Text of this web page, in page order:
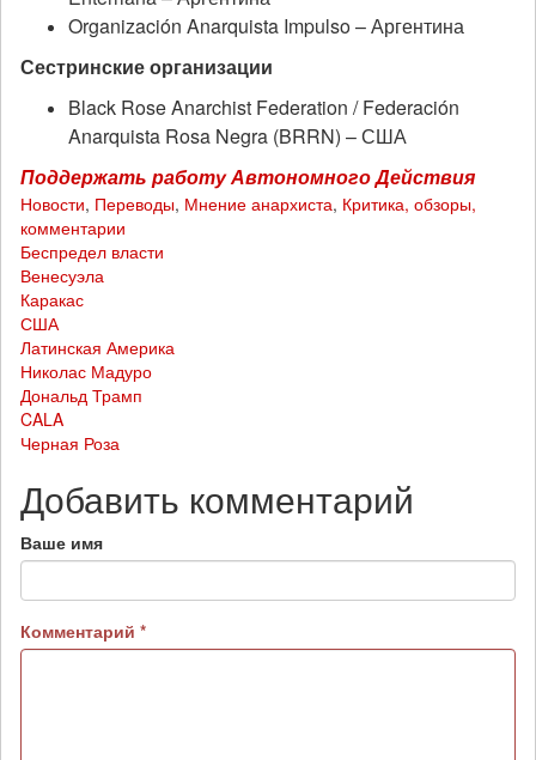
Organización Anarquista Impulso – Аргентина
Сестринские организации
Black Rose Anarchist Federation / Federación
Anarquista Rosa Negra (BRRN) – США
Поддержать работу Автономного Действия
Новости, Переводы, Мнение анархиста, Критика, обзоры,
комментарии
Беспредел власти
Венесуэла
Каракас
США
Латинская Америка
Николас Мадуро
Дональд Трамп
CALA
Черная Роза
Добавить комментарий
Ваше имя
Комментарий *